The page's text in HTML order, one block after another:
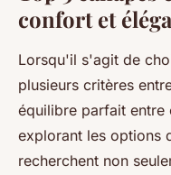
confort et
Lorsqu'il s'agit de
plusieurs critères
équilibre parfait entre
explorant les options
recherchent non